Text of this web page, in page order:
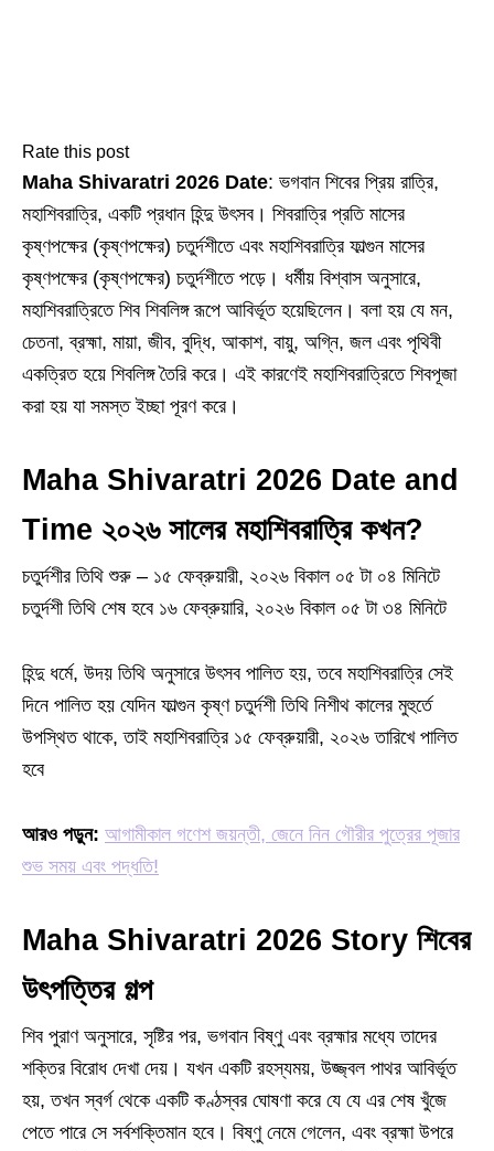
Rate this post
Maha Shivaratri 2026 Date: ভগবান শিবের প্রিয় রাত্রি,
মহাশিবরাত্রি, একটি প্রধান হিন্দু উৎসব। শিবরাত্রি প্রতি মাসের
কৃষ্ণপক্ষের (কৃষ্ণপক্ষের) চতুর্দশীতে এবং মহাশিবরাত্রি ফাল্গুন মাসের
কৃষ্ণপক্ষের (কৃষ্ণপক্ষের) চতুর্দশীতে পড়ে। ধর্মীয় বিশ্বাস অনুসারে,
মহাশিবরাত্রিতে শিব শিবলিঙ্গ রূপে আবির্ভূত হয়েছিলেন। বলা হয় যে মন,
চেতনা, ব্রহ্মা, মায়া, জীব, বুদ্ধি, আকাশ, বায়ু, অগ্নি, জল এবং পৃথিবী
একত্রিত হয়ে শিবলিঙ্গ তৈরি করে। এই কারণেই মহাশিবরাত্রিতে শিবপূজা
করা হয় যা সমস্ত ইচ্ছা পূরণ করে।
Maha Shivaratri 2026 Date and
Time ২০২৬ সালের মহাশিবরাত্রি কখন?
চতুর্দশীর তিথি শুরু – ১৫ ফেব্রুয়ারী, ২০২৬ বিকাল ০৫ টা ০৪ মিনিটে
চতুর্দশী তিথি শেষ হবে ১৬ ফেব্রুয়ারি, ২০২৬ বিকাল ০৫ টা ৩৪ মিনিটে
হিন্দু ধর্মে, উদয় তিথি অনুসারে উৎসব পালিত হয়, তবে মহাশিবরাত্রি সেই
দিনে পালিত হয় যেদিন ফাল্গুন কৃষ্ণ চতুর্দশী তিথি নিশীথ কালের মুহুর্তে
উপস্থিত থাকে, তাই মহাশিবরাত্রি ১৫ ফেব্রুয়ারী, ২০২৬ তারিখে পালিত
হবে
আরও পড়ুন: আগামীকাল গণেশ জয়ন্তী, জেনে নিন গৌরীর পুত্রের পূজার
শুভ সময় এবং পদ্ধতি!
Maha Shivaratri 2026 Story শিবের
উৎপত্তির গল্প
শিব পুরাণ অনুসারে, সৃষ্টির পর, ভগবান বিষ্ণু এবং ব্রহ্মার মধ্যে তাদের
শক্তির বিরোধ দেখা দেয়। যখন একটি রহস্যময়, উজ্জ্বল পাথর আবির্ভূত
হয়, তখন স্বর্গ থেকে একটি কণ্ঠস্বর ঘোষণা করে যে যে এর শেষ খুঁজে
পেতে পারে সে সর্বশক্তিমান হবে। বিষ্ণু নেমে গেলেন, এবং ব্রহ্মা উপরে